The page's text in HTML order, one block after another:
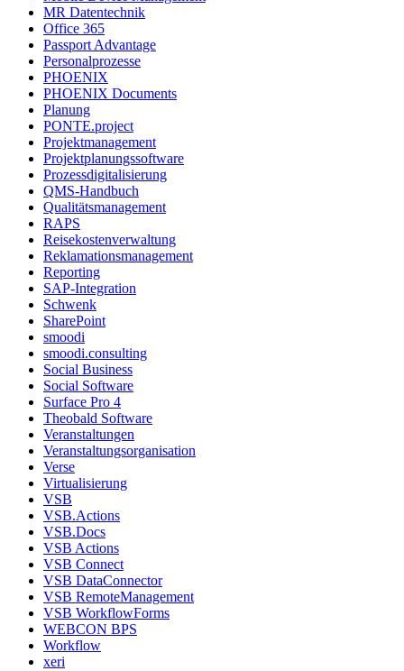
MR Datentechnik
Office 365
Passport Advantage
Personalprozesse
PHOENIX
PHOENIX Documents
Planung
PONTE.project
Projektmanagement
Projektplanungssoftware
Prozessdigitalisierung
QMS-Handbuch
Qualitätsmanagement
RAPS
Reisekostenverwaltung
Reklamationsmanagement
Reporting
SAP-Integration
Schwenk
SharePoint
smoodi
smoodi.consulting
Social Business
Social Software
Surface Pro 4
Theobald Software
Veranstaltungen
Veranstaltungsorganisation
Verse
Virtualisierung
VSB
VSB.Actions
VSB.Docs
VSB Actions
VSB Connect
VSB DataConnector
VSB RemoteManagement
VSB WorkflowForms
WEBCON BPS
Workflow
xeri